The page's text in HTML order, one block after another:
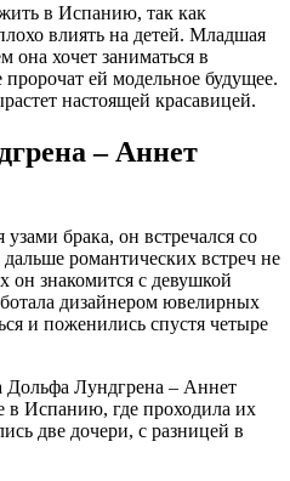
в Испанию, так как
влиять на детей. Младшая
она хочет заниматься в
ей модельное будущее.
настоящей красавицей.
– Аннет
узами брака, он встречался со
романтических встреч не
он знакомится с девушкой
дизайнером ювелирных
и поженились спустя четыре
Дольфа Лундгрена – Аннет
в Испанию, где проходила их
две дочери, с разницей в